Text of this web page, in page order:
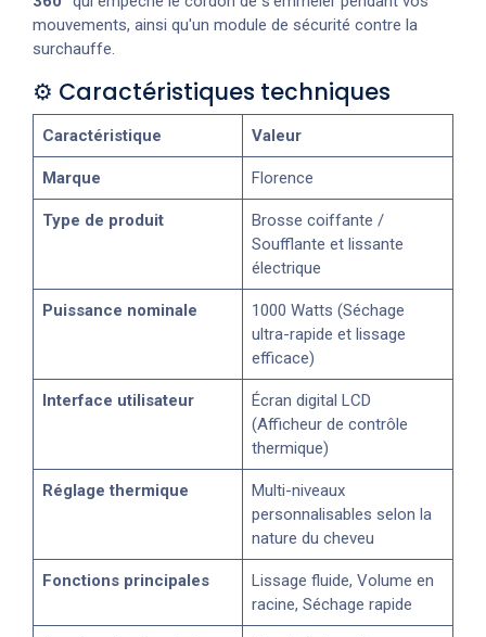
mouvements, ainsi qu'un module de sécurité contre la
surchauffe.
⚙️ Caractéristiques techniques
Caractéristique Valeur
Marque Florence
Type de produit
Brosse coiffante /
Soufflante et lissante
électrique
Puissance nominale
1000 Watts (Séchage
ultra-rapide et lissage
efficace)
Interface utilisateur
Écran digital LCD
(Afficheur de contrôle
thermique)
Réglage thermique
Multi-niveaux
personnalisables selon la
nature du cheveu
Fonctions principales
Lissage fluide, Volume en
racine, Séchage rapide